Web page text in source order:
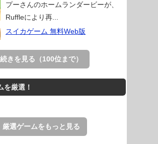
プーさんのホームランダービーが、
Ruffleにより再...
スイカゲーム 無料Web版
無料Web版。
Mahjong Real
リアルな麻雀牌を使う18種類の上海
ゲーム。
王国を構築していく放置系のシミュレ
ーションゲーム。
続きを見る（100位まで）
を厳選！
厳選ゲームをもっと見る